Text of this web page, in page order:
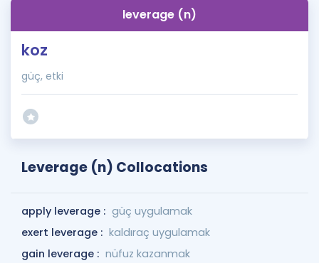
leverage (n)
koz
güç, etki
Leverage (n) Collocations
apply leverage : güç uygulamak
exert leverage : kaldıraç uygulamak
gain leverage : nüfuz kazanmak